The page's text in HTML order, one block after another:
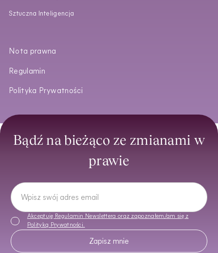
Bądź na bieżąco ze zmianami w
prawie
Akceptuję Regulamin Newslettera oraz zapoznałem/am się z
Polityką Prywatności.
Sztuczna Inteligencja
Nota prawna
Regulamin
Polityka Prywatności